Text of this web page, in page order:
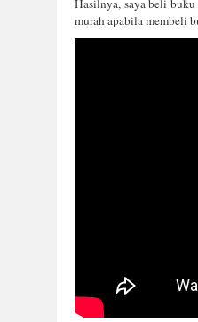
Hasilnya, saya beli
murah apabila membeli